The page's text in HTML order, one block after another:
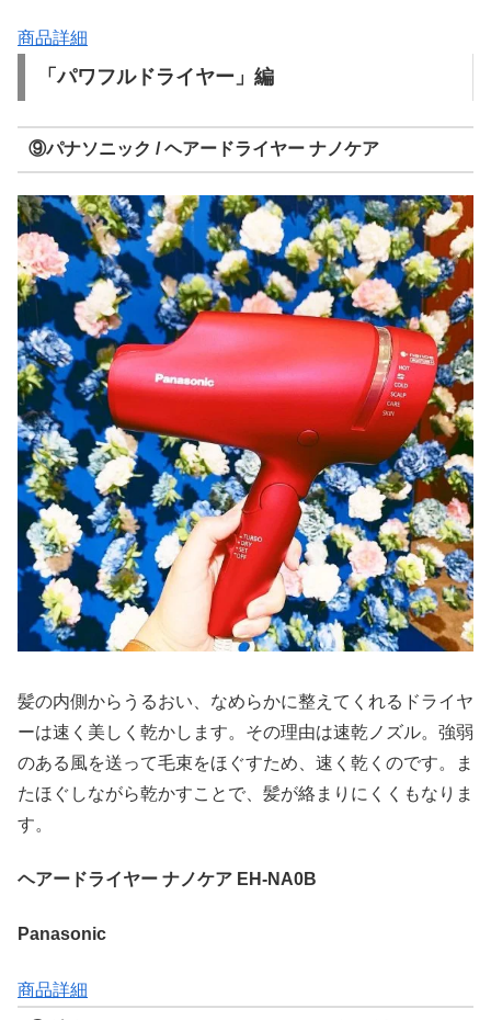
商品詳細
「パワフルドライヤー」編
⑨パナソニック / ヘアードライヤー ナノケア
髪の内側からうるおい、なめらかに整えてくれるドライヤ
ーは速く美しく乾かします。その理由は速乾ノズル。強弱
のある風を送って毛束をほぐすため、速く乾くのです。ま
たほぐしながら乾かすことで、髪が絡まりにくくもなりま
す。
ヘアードライヤー ナノケア EH-NA0B
Panasonic
商品詳細